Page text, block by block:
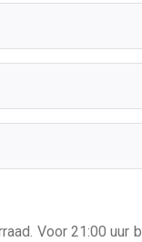
Voor 21:00 uur